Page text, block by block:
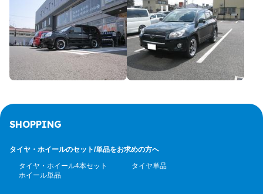
SHOPPING
タイヤ・ホイールのセット/単品をお求めの方へ
タイヤ・ホイール4本セット
タイヤ単品
ホイール単品